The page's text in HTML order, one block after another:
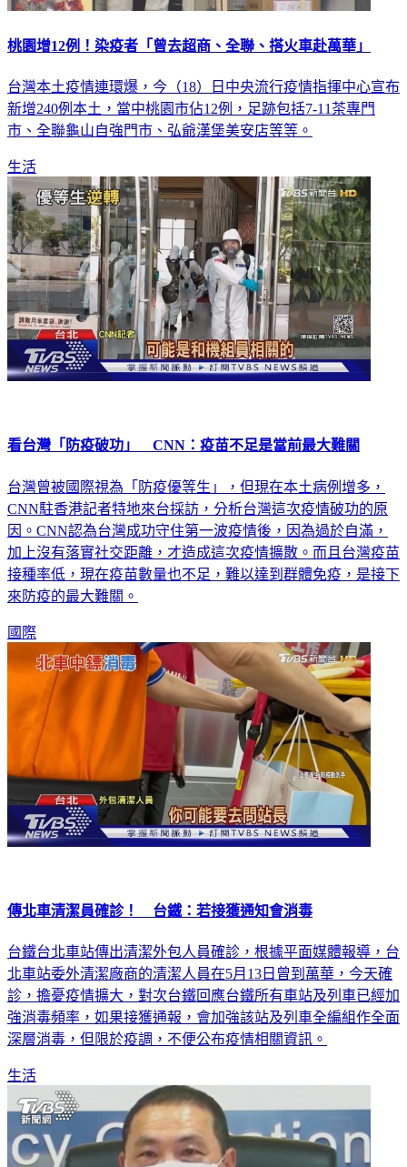
桃園增12例！染疫者「曾去超商、全聯、搭火車赴萬華」
台灣本土疫情連環爆，今（18）日中央流行疫情指揮中心宣布
新增240例本土，當中桃園市佔12例，足跡包括7-11茶專門
市、全聯龜山自強門市、弘爺漢堡美安店等等。
生活
看台灣「防疫破功」 CNN：疫苗不足是當前最大難關
台灣曾被國際視為「防疫優等生」，但現在本土病例增多，
CNN駐香港記者特地來台採訪，分析台灣這次疫情破功的原
因。CNN認為台灣成功守住第一波疫情後，因為過於自滿，
加上沒有落實社交距離，才造成這次疫情擴散。而且台灣疫苗
接種率低，現在疫苗數量也不足，難以達到群體免疫，是接下
來防疫的最大難關。
國際
傳北車清潔員確診！ 台鐵：若接獲通知會消毒
台鐵台北車站傳出清潔外包人員確診，根據平面媒體報導，台
北車站委外清潔廠商的清潔人員在5月13日曾到萬華，今天確
診，擔憂疫情擴大，對次台鐵回應台鐵所有車站及列車已經加
強消毒頻率，如果接獲通報，會加強該站及列車全編組作全面
深層消毒，但限於疫調，不便公布疫情相關資訊。
生活